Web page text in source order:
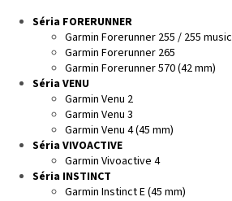
Séria FORERUNNER
Garmin Forerunner 255 / 255 music
Garmin Forerunner 265
Garmin Forerunner 570 (42 mm)
Séria VENU
Garmin Venu 2
Garmin Venu 3
Garmin Venu 4 (45 mm)
Séria VIVOACTIVE
Garmin Vivoactive 4
Séria INSTINCT
Garmin Instinct E (45 mm)